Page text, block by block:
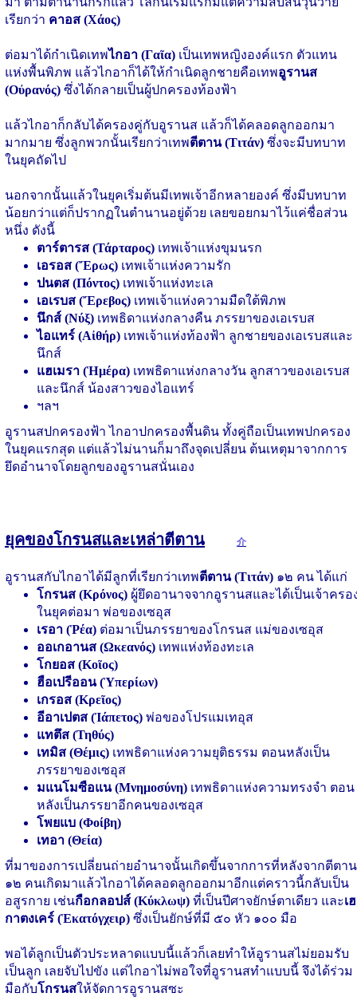
เรียกว่า คาอส (Χάος)
ต่อมาได้กำเนิดเทพไกอา (Γαῖα) เป็นเทพหญิงองค์แรก ตัวแทน
แห่งพื้นพิภพ แล้วไกอาก็ได้ให้กำเนิดลูกชายคือเทพอูรานส
(Οὐρανός) ซึ่งได้กลายเป็นผู้ปกครองท้องฟ้า
แล้วไกอาก็กลับได้ครองคู่กับอูรานส แล้วก็ได้คลอดลูกออกมา
มากมาย ซึ่งลูกพวกนั้นเรียกว่าเทพตีตาน (Τιτάν) ซึ่งจะมีบทบาท
ในยุคถัดไป
นอกจากนั้นแล้วในยุคเริ่มต้นมีเทพเจ้าอีกหลายองค์ ซึ่งมีบทบาท
น้อยกว่าแต่ก็ปรากฏในตำนานอยู่ด้วย เลยขอยกมาไว้แค่ชื่อส่วน
หนึ่ง ดังนี้
ตาร์ตารส (Τάρταρος) เทพเจ้าแห่งขุมนรก
เอรอส (Ἔρως) เทพเจ้าแห่งความรัก
ปนตส (Πόντος) เทพเจ้าแห่งทะเล
เอเรบส (Ἔρεβος) เทพเจ้าแห่งความมืดใต้พิภพ
นึกส์ (Νύξ) เทพธิดาแห่งกลางคืน ภรรยาของเอเรบส
ไอแทร์ (Αἰθήρ) เทพเจ้าแห่งท้องฟ้า ลูกชายของเอเรบสและ
นึกส์
แฮเมรา (Ἡμέρα) เทพธิดาแห่งกลางวัน ลูกสาวของเอเรบส
และนึกส์ น้องสาวของไอแทร์
ฯลฯ
อูรานสปกครองฟ้า ไกอาปกครองพื้นดิน ทั้งคู่ถือเป็นเทพปกครอง
ในยุคแรกสุด แต่แล้วไม่นานก็มาถึงจุดเปลี่ยน ต้นเหตุมาจากการ
ยึดอำนาจโดยลูกของอูรานสนั่นเอง
ยุคของโกรนสและเหล่าตีตาน 介
อูรานสกับไกอาได้มีลูกที่เรียกว่าเทพตีตาน (Τιτάν) ๑๒ คน ได้แก่
โกรนส (Κρόνος) ผู้ยึดอานาจจากอูรานสและได้เป็นเจ้าครอ
ในยุคต่อมา พ่อของเซอุส
เรอา (Ῥέα) ต่อมาเป็นภรรยาของโกรนส แม่ของเซอุส
ออเกอานส (Ωκεανός) เทพแห่งท้องทะเล
โกยอส (Κοῖος)
ฮือเปรีออน (Ὑπερίων)
เกรอส (Κρεῖος)
อีอาเปตส (Ἰάπετος) พ่อของโปรแมเทอุส
แทตึส (Τηθύς)
เทมิส (Θέμις) เทพธิดาแห่งความยุติธรรม ตอนหลังเป็น
ภรรยาของเซอุส
มแนโมซือแน (Μνημοσύνη) เทพธิดาแห่งความทรงจำ ตอน
หลังเป็นภรรยาอีกคนของเซอุส
โพยแบ (Φοίβη)
เทอา (Θεία)
ที่มาของการเปลี่ยนถ่ายอำนาจนั้นเกิดขึ้นจากการที่หลังจากตีตาน
๑๒ คนเกิดมาแล้วไกอาได้คลอดลูกออกมาอีกแต่คราวนี้กลับเป็น
อสูรกาย เช่นกือกลอปส์ (Κύκλωψ) ที่เป็นปีศาจยักษ์ตาเดียว และเฮ
กาตงเคร์ (Ἑκατόγχειρ) ซึ่งเป็นยักษ์ที่มี ๕๐ หัว ๑๐๐ มือ
พอได้ลูกเป็นตัวประหลาดแบบนี้แล้วก็เลยทำให้อูรานสไม่ยอมรับ
เป็นลูก เลยจับไปขัง แต่ไกอาไม่พอใจที่อูรานสทำแบบนี้ จึงได้ร่วม
มือกับโกรนสให้จัดการอูรานสซะ